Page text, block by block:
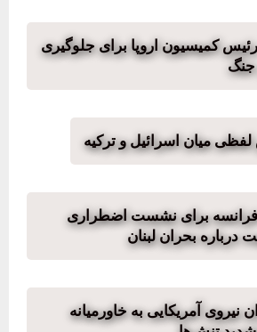
کمیسیون اروپا برای جلوگیری
جنگ
میان اسرائیل و ترکیه
برای نشست اضطراری
درباره بحران لبنان
نیروی آمریکایی به خاورمیانه